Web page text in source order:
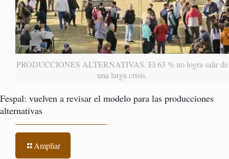
PRODUCCIONES ALTERNATIVAS. El 63 % no logra salir de
una larga crisis.
Fespal: vuelven a revisar el modelo para las producciones
alternativas
Ampliar